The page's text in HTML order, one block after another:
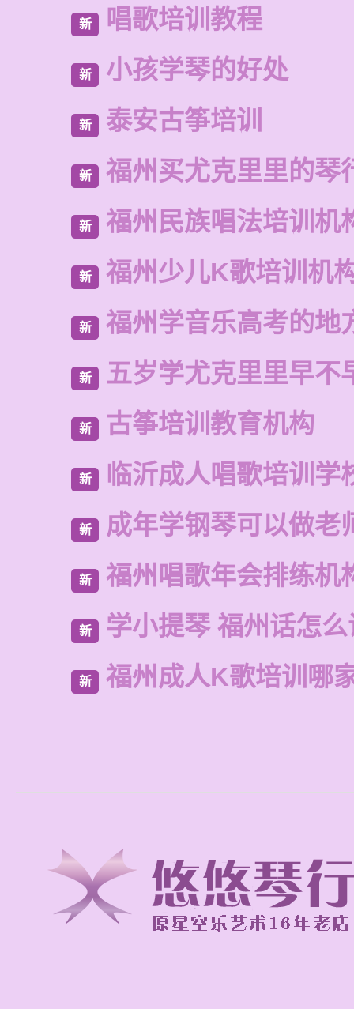
新 唱歌培训教程
新 小孩学琴的好处
新 泰安古筝培训
新 福州买尤克里里的琴
新 福州民族唱法培训机
新 福州少儿K歌培训机
新 福州学音乐高考的地
新 五岁学尤克里里早不
新 古筝培训教育机构
新 临沂成人唱歌培训学
新 成年学钢琴可以做老
新 福州唱歌年会排练机
新 学小提琴 福州话怎
新 福州成人K歌培训哪